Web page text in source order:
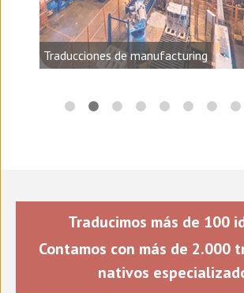
Traducciones de manufacturing
Traducimos más de 100
Contamos con más de 2.000
nativos